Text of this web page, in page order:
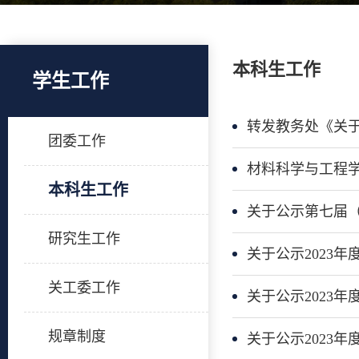
学生工作
团委工作
本科生工作
研究生工作
关工委工作
规章制度
本科生工作
转发教务处《关
材料科学与工程
关于公示第七届
关于公示2023年
关于公示2023年
关于公示2023年